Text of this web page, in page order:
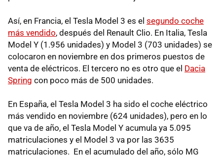
Así, en Francia, el Tesla Model 3 es el segundo coche
más vendido, después del Renault Clio. En Italia, Tesla
Model Y (1.956 unidades) y Model 3 (703 unidades) se
colocaron en noviembre en dos primeros puestos de
venta de eléctricos. El tercero no es otro que el Dacia
Spring con poco más de 500 unidades.
En España, el Tesla Model 3 ha sido el coche eléctrico
más vendido en noviembre (624 unidades), pero en lo
que va de año, el Tesla Model Y acumula ya 5.095
matriculaciones y el Model 3 va por las 3635
matriculaciones. En el acumulado del año, sólo MG